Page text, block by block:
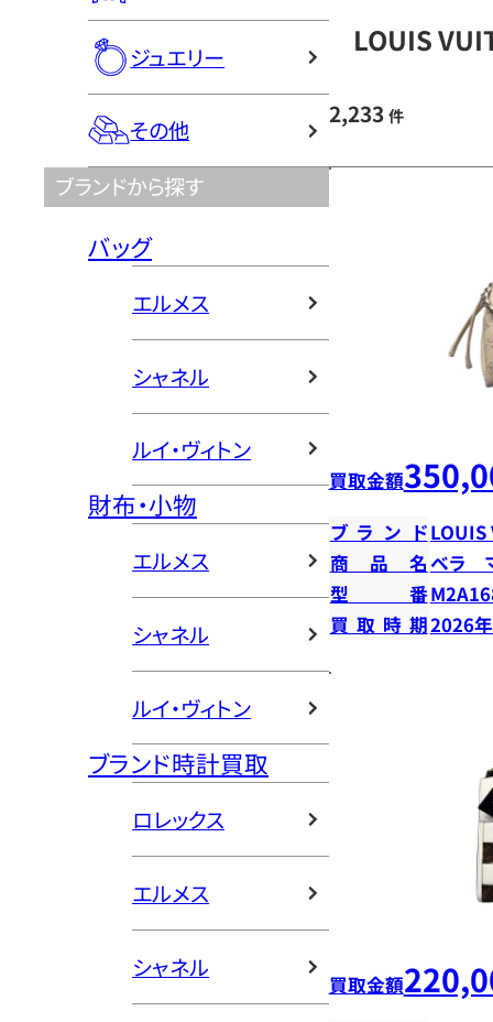
ジュエリー
その他
ブランドから探す
バッグ
エルメス
シャネル
ルイ・ヴィトン
財布・小物
エルメス
シャネル
ルイ・ヴィトン
ブランド時計買取
ロレックス
エルメス
シャネル
LOUIS
2,233 件
買取金額
ブランドLOUIS
商品名ベラ
型番
買取時期2026
買取金額